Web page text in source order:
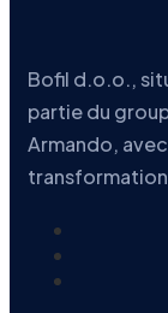
Bofil d.o.o.,
partie du
Armando,